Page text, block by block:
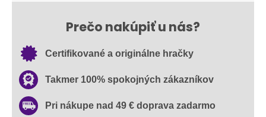
Prečo nakúpiť u nás?
Certifikované a originálne hračky
Takmer 100% spokojných zákazníkov
Pri nákupe nad 49 € doprava zadarmo